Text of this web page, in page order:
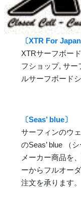
〔XTR For Japan
XTRサーフボー
フショップ, サー
ルサーフボード
〔Seas’ blue〕
サーフィンのウ
のSeas’ blue （
メーカー商品を
ーからフルオー
注文を承ります。